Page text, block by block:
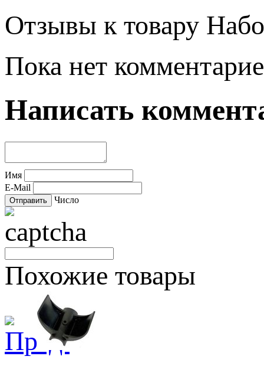
Отзывы к товару
Пока нет
Написать
Имя
E-Mail
Число
Похожие товары